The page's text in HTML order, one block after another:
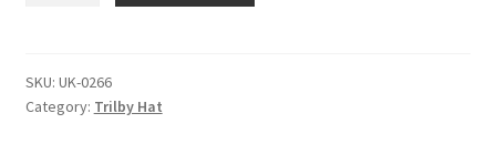
SKU: UK-0266
Category: Trilby Hat